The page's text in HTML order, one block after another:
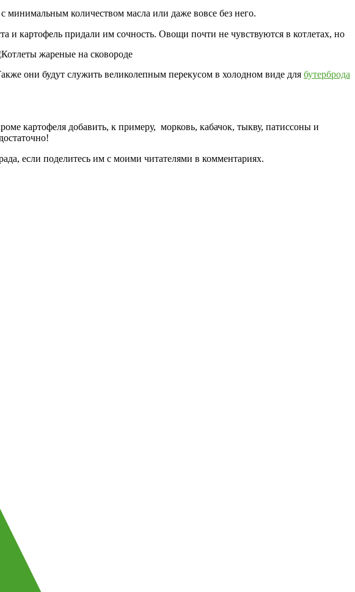
количеством масла или даже вовсе без него.
картофель придали им сочность. Овощи почти не чувствуются в котлетах, но
они будут служить великолепным перекусом в холодном виде для бутерброда
картофеля добавить, к примеру, морковь, кабачок, тыкву, патиссоны и
если поделитесь им с моими читателями в комментариях.